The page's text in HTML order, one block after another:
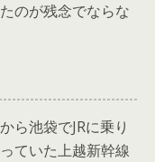
のが残念でならな
ら池袋でJRに乗り
ていた上越新幹線